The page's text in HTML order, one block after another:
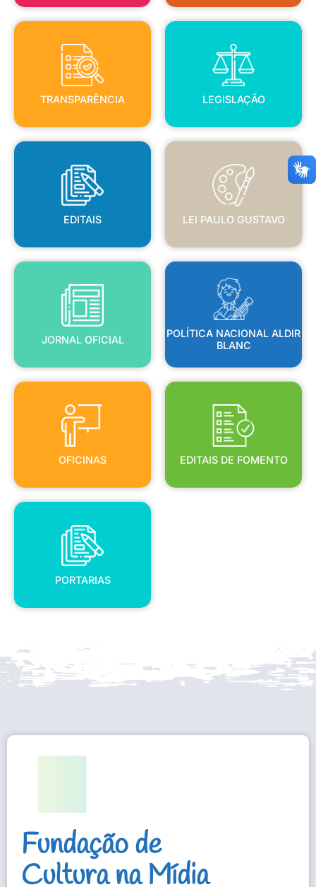
TRANSPARÊNCIA
TRANSPARÊNCIA
LEGISLAÇÃO
LEGISLAÇÃO
EDITAIS
EDITAIS
LEI PAULO GUSTAVO
LEI PAULO GUSTAVO
JORNAL OFICIAL
JORNAL OFICIAL
POLÍTICA NACIONAL ALDIR
BLANC
POLÍTICA NACIONAL ALDIR
BLANC
OFICINAS
OFICINAS
EDITAIS DE FOMENTO
EDITAIS DE FOMENTO
PORTARIAS
PORTARIAS
Fundação de
Cultura na Mídia